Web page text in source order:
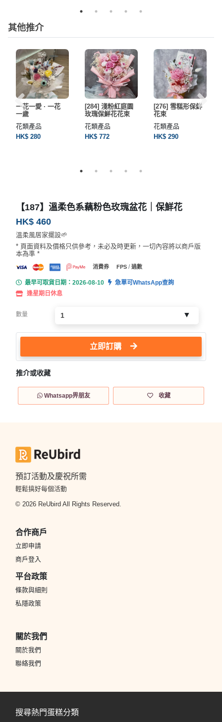
其他推介
一花一愛 · 一花
一歲
花類產品
HK$ 280
[284] 淺粉紅庭園
玫瑰保鮮花花束
花類產品
HK$ 772
[276] 雪糕形保鮮
花束
花類產品
HK$ 290
【187】溫柔色系藕粉色玫瑰盆花｜保鮮花
HK$ 460
溫柔風居家擺設🌱
* 頁面資料及價格只供參考，未必及時更新，一切內容將以商戶版
本為準 *
消費券 FPS / 過數
最早可取貨日期：2026-08-10
急單可WhatsApp查詢
逢星期日休息
數量
立即訂購
推介或收藏
Whatsapp畀朋友 收藏
預訂活動及慶祝所需
輕鬆搞好每個活動
© 2026 ReUbird All Rights Reserved.
合作商戶
立即申請
商戶登入
平台政策
條款與細則
私隱政策
關於我們
關於我們
聯絡我們
搜尋熱門蛋糕分類